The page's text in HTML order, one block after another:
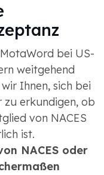
bei US-
weitgehend
Ihnen, sich bei
erkundigen, ob
von NACES
ist.
NACES oder